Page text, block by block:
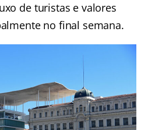
de turistas e valores
no final semana.